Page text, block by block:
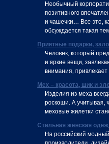
Необычный
позитивного
и чашечки… Все это,
обсуждается такая
Приятные подарки,
Человек, который
и яркие вещи,
внимания,
Мех – красота, шик и
Изделия из меха
роскоши. А учитывая,
меховые жилетки
Стильная женская
На российский